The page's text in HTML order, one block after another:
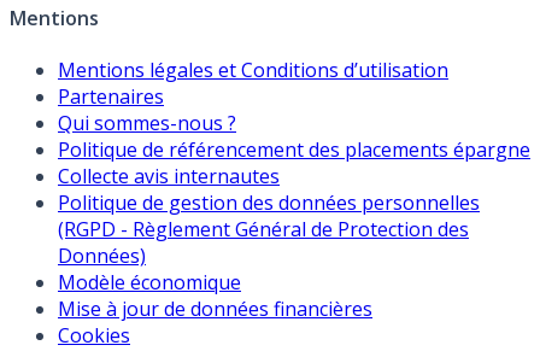
Mentions
Mentions légales et Conditions d’utilisation
Partenaires
Qui sommes-nous ?
Politique de référencement des placements épargne
Collecte avis internautes
Politique de gestion des données personnelles
(RGPD - Règlement Général de Protection des
Données)
Modèle économique
Mise à jour de données financières
Cookies